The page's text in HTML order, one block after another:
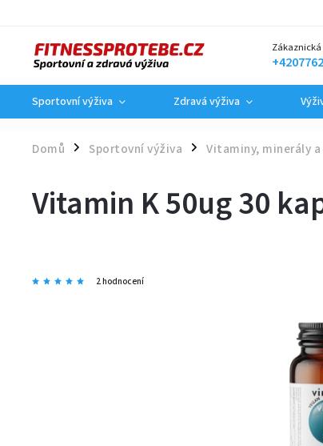
Sportovní výživa Zdravá výživa
Domů / Sportovní výživa / Vitaminy, minerály
Vitamin K 50ug 30
2 hodnocení